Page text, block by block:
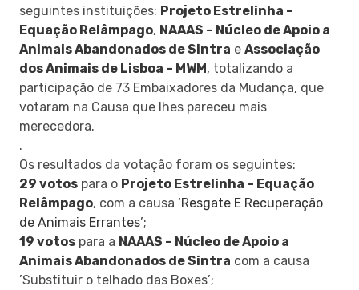
seguintes instituições: Projeto Estrelinha –
Equação Relâmpago, NAAAS – Núcleo de Apoio a
Animais Abandonados de Sintra e Associação
dos Animais de Lisboa – MWM, totalizando a
participação de 73 Embaixadores da Mudança, que
votaram na Causa que lhes pareceu mais
merecedora.
.
Os resultados da votação foram os seguintes:
29 votos para o Projeto Estrelinha – Equação
Relâmpago, com a causa ‘Resgate E Recuperação
de Animais Errantes’;
19 votos para a NAAAS – Núcleo de Apoio a
Animais Abandonados de Sintra com a causa
’Substituir o telhado das Boxes’;